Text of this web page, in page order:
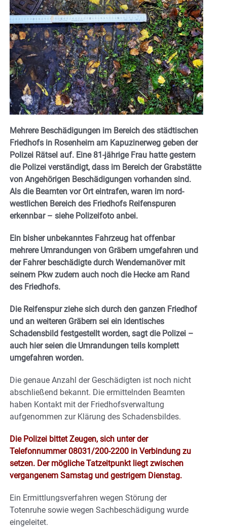
Mehrere Beschädigungen im Bereich des städtischen
Friedhofs in Rosenheim am Kapuzinerweg geben der
Polizei Rätsel auf. Eine 81-jährige Frau hatte gestern
die Polizei verständigt, dass im Bereich der Grabstätte
von Angehörigen Beschädigungen vorhanden sind.
Als die Beamten vor Ort eintrafen, waren im nord-
westlichen Bereich des Friedhofs Reifenspuren
erkennbar – siehe Polizeifoto anbei.
Ein bisher unbekanntes Fahrzeug hat offenbar
mehrere Umrandungen von Gräbern umgefahren und
der Fahrer beschädigte durch Wendemanöver mit
seinem Pkw zudem auch noch die Hecke am Rand
des Friedhofs.
Die Reifenspur ziehe sich durch den ganzen Friedhof
und an weiteren Gräbern sei ein identisches
Schadensbild festgestellt worden, sagt die Polizei –
auch hier seien die Umrandungen teils komplett
umgefahren worden.
Die genaue Anzahl der Geschädigten ist noch nicht
abschließend bekannt. Die ermittelnden Beamten
haben Kontakt mit der Friedhofsverwaltung
aufgenommen zur Klärung des Schadensbildes.
Die Polizei bittet Zeugen, sich unter der
Telefonnummer 08031/200-2200 in Verbindung zu
setzen. Der mögliche Tatzeitpunkt liegt zwischen
vergangenem Samstag und gestrigem Dienstag.
Ein Ermittlungsverfahren wegen Störung der
Totenruhe sowie wegen Sachbeschädigung wurde
eingeleitet.